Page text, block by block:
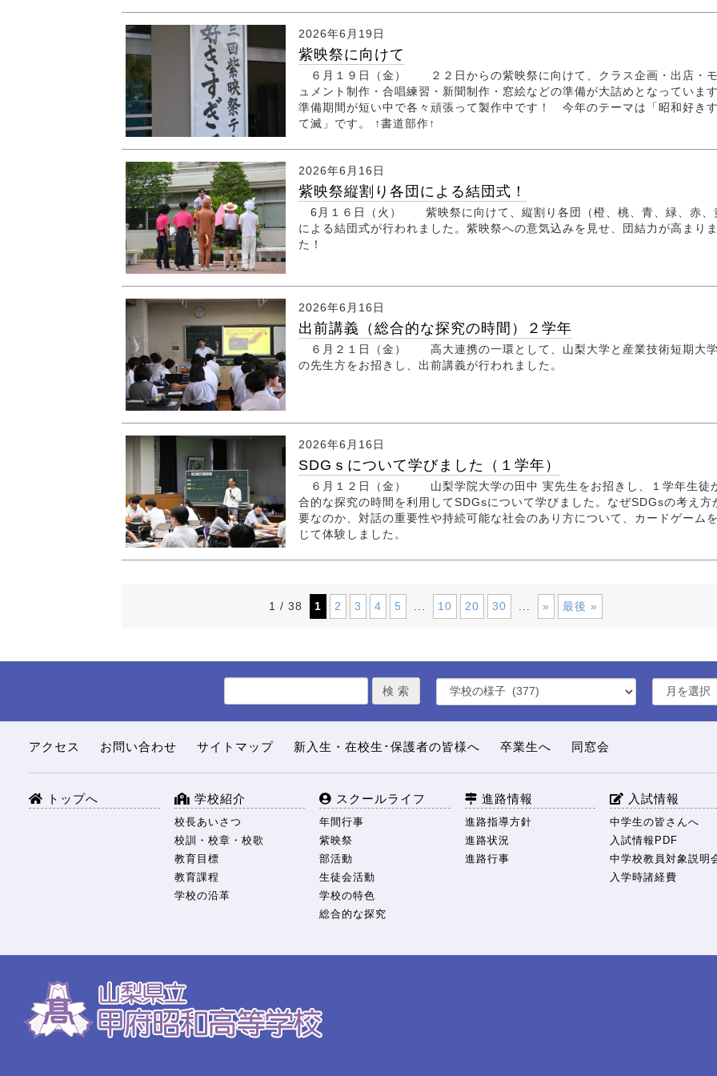
2026年6月19日
紫映祭に向けて
６月１９日（金） ２２日からの紫映祭に向けて、クラス企画・出店・
ュメント制作・合唱練習・新聞制作・窓絵などの準備が大詰めとなっていま
準備期間が短い中で各々頑張って製作中です！ 今年のテーマは「昭和好き
て滅」です。 ↑書道部作↑
2026年6月16日
紫映祭縦割り各団による結団式！
6月１６日（火） 紫映祭に向けて、縦割り各団（橙、桃、青、緑、赤、
による結団式が行われました。紫映祭への意気込みを見せ、団結力が高まり
た！
2026年6月16日
出前講義（総合的な探究の時間）２学年
６月２１日（金） 高大連携の一環として、山梨大学と産業技術短期大
の先生方をお招きし、出前講義が行われました。
2026年6月16日
SDGｓについて学びました（１学年）
６月１２日（金） 山梨学院大学の田中 実先生をお招きし、１学年生徒
合的な探究の時間を利用してSDGsについて学びました。なぜSDGsの考え方
要なのか、対話の重要性や持続可能な社会のあり方について、カードゲーム
じて体験しました。
1 / 38 1 2 3 4 5 10 20 30 » 最後 »
アクセス お問い合わせ サイトマップ 新入生・在校生･保護者の皆様へ 卒業生へ 同窓会
トップへ 学校紹介
校長あいさつ
校訓・校章・校歌
教育目標
教育課程
学校の沿革
スクールライフ
年間行事
紫映祭
部活動
生徒会活動
学校の特色
総合的な探究
進路情報
進路指導方針
進路状況
進路行事
入試情報
中学生の皆さんへ
入試情報PDF
中学校教員対象説明
入学時諸経費